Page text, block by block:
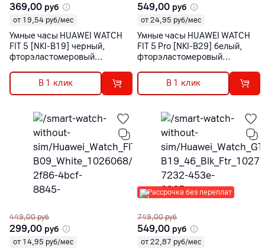
369,00 руб
от 19,54 руб/мес
Умные часы HUAWEI WATCH
FIT 5 [NKI-B19] черный,
фторэластомеровый
В 1 клик
549,00 руб
от 24,95 руб/мес
Умные часы HUAWEI WATCH
FIT 5 Pro [NKI-B29] белый,
фторэластомеровый
В 1 клик
449,00 руб
299,00 руб
от 14,95 руб/мес
Рассрочка без переплат
749,00 руб
549,00 руб
от 22,87 руб/мес